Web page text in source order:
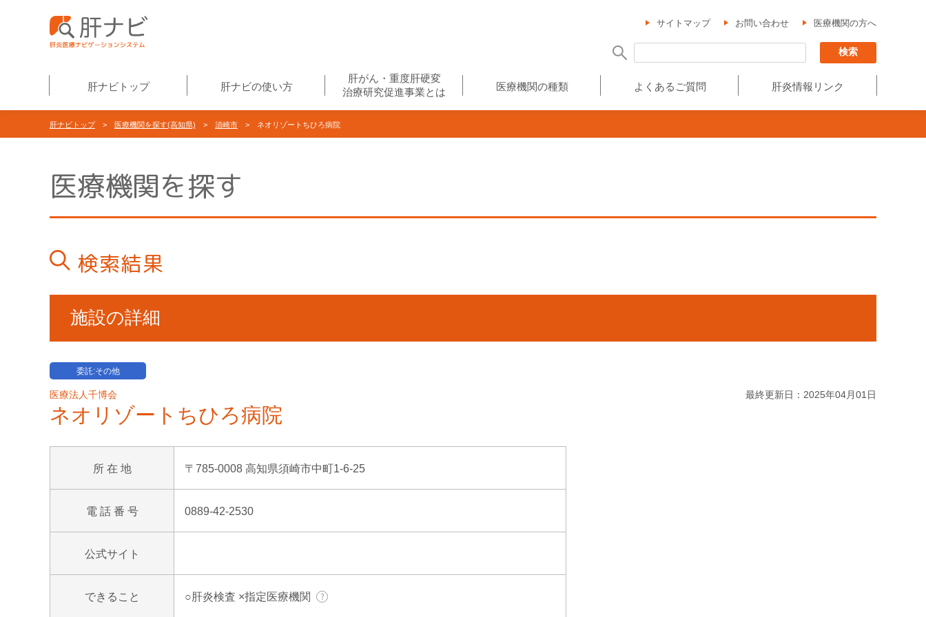
サイトマップ お問い合わせ 医療機関の方へ
肝ナビトップ 肝ナビの使い方
肝がん・重度肝硬変
治療研究促進事業とは
医療機関の種類 よくあるご質問 肝炎情報リンク
肝ナビトップ> 医療機関を探す(高知県) > 須崎市 > ネオリゾートちひろ病院
医療機関を探す
検索結果
施設の詳細
委託:その他
医療法人千博会
ネオリゾートちひろ病院
所 在 地 〒785-0008 高知県須崎市中町1-6-25
電 話 番 号 0889-42-2530
公式サイト
できること ○肝炎検査 ×指定医療機関
最終更新日：2025年04月01日